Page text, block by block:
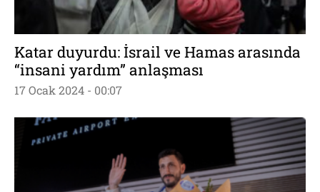
Katar duyurdu: İsrail ve Hamas arasında
“insani yardım” anlaşması
17 Ocak 2024 - 00:07